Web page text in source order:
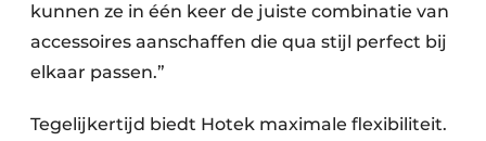
kunnen ze in één keer de juiste combinatie van
accessoires aanschaffen die qua stijl perfect bij
elkaar passen.”
Tegelijkertijd biedt Hotek maximale flexibiliteit.